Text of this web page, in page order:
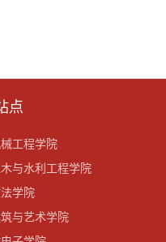
点
工程学院
与水利工程学院
学院
与艺术学院